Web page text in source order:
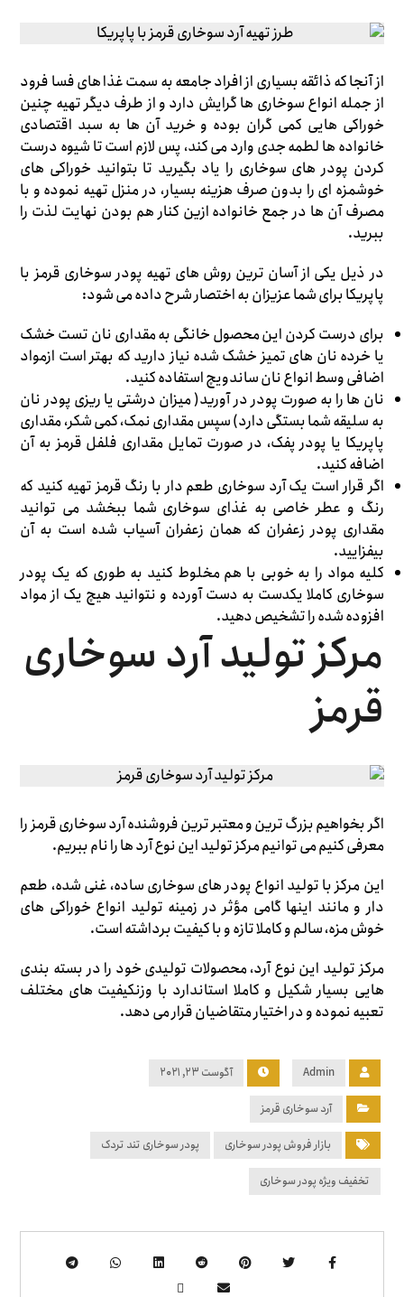
از آنجا که ذائقه بسیاری از افراد جامعه به سمت غذا های فسا فرود
از جمله انواع سوخاری ها گرایش دارد و از طرف دیگر تهیه چنین
خوراکی هایی کمی گران بوده و خرید آن ها به سبد اقتصادی
خانواده ها لطمه جدی وارد می کند، پس لازم است تا شیوه درست
کردن پودر های سوخاری را یاد بگیرید تا بتوانید خوراکی های
خوشمزه ای را بدون صرف هزینه بسیار، در منزل تهیه نموده و با
مصرف آن ها در جمع خانواده ازین کنار هم بودن نهایت لذت را
ببرید.
در ذیل یکی از آسان ترین روش های تهیه پودر سوخاری قرمز با
پاپریکا برای شما عزیزان به اختصار شرح داده می شود:
برای درست کردن این محصول خانگی به مقداری نان تست خشک
یا خرده نان های تمیز خشک شده نیاز دارید که بهتر است ازمواد
اضافی وسط انواع نان ساندویچ استفاده کنید.
نان ها را به صورت پودر در آورید( میزان درشتی یا ریزی پودر نان
به سلیقه شما بستگی دارد) سپس مقداری نمک، کمی شکر، مقداری
پاپریکا یا پودر پفک، در صورت تمایل مقداری فلفل قرمز به آن
اضافه کنید.
اگر قرار است یک آرد سوخاری طعم دار با رنگ قرمز تهیه کنید که
رنگ و عطر خاصی به غذای سوخاری شما ببخشد می توانید
مقداری پودر زعفران که همان زعفران آسیاب شده است به آن
بیفزایید.
کلیه مواد را به خوبی با هم مخلوط کنید به طوری که یک پودر
سوخاری کاملا یکدست به دست آورده و نتوانید هیچ یک از مواد
افزوده شده را تشخیص دهید.
مرکز تولید آرد سوخاری
قرمز
اگر بخواهیم بزرگ ترین و معتبر ترین فروشنده آرد سوخاری قرمز را
معرفی کنیم می توانیم مرکز تولید این نوع آرد ها را نام ببریم.
این مرکز با تولید انواع پودر های سوخاری ساده، غنی شده، طعم
دار و مانند اینها گامی مؤثر در زمینه تولید انواع خوراکی های
خوش مزه، سالم و کاملا تازه و با کیفیت برداشته است.
مرکز تولید این نوع آرد، محصولات تولیدی خود را در بسته بندی
هایی بسیار شکیل و کاملا استاندارد با وزنکیفیت های مختلف
تعبیه نموده و در اختیار متقاضیان قرار می دهد.
Admin آگوست ۲۳, ۲۰۲۱
آرد سوخاری قرمز
بازار فروش پودر سوخاری پودر سوخاری تند تردک
تخفیف ویژه پودر سوخاری